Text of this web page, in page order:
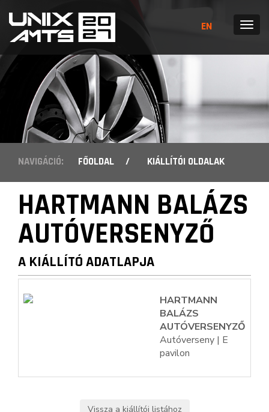
EN MENÜ
NAVIGÁCIÓ: FŐOLDAL / KIÁLLÍTÓI OLDALAK
HARTMANN BALÁZS
AUTÓVERSENYZŐ
A KIÁLLÍTÓ ADATLAPJA
HARTMANN
BALÁZS
AUTÓVERSENYZŐ
Autóverseny | E
pavilon